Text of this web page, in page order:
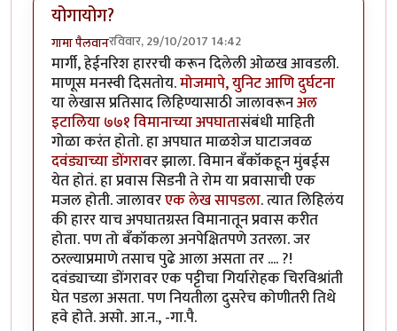
योगायोग?
गामा पैलवानरविवार, 29/10/2017 14:42
मार्गी, हेईनरिश हाररची करून दिलेली ओळख आवडली.
माणूस मनस्वी दिसतोय.मोजमापे, युनिट आणि दुर्घटना
या लेखास प्रतिसाद लिहिण्यासाठी जालावरूनअल
इटालिया ७७१ विमानाच्या अपघातासंबंधी माहिती
गोळा करंत होतो. हा अपघात माळशेज घाटाजवळ
दवंड्याच्या डोंगरावर झाला. विमान बँकॉकहून मुंबईस
येत होतं. हा प्रवास सिडनी ते रोम या प्रवासाची एक
मजल होती. जालावरएक लेख सापडला. त्यात लिहिलंय
की हारर याच अपघातग्रस्त विमानातून प्रवास करीत
होता. पण तो बँकॉकला अनपेक्षितपणे उतरला. जर
ठरल्याप्रमाणे तसाच पुढे आला असता तर .... ?!
दवंड्याच्या डोंगरावर एक पट्टीचा गिर्यारोहक चिरविश्रांती
घेत पडला असता. पण नियतीला दुसरेच कोणीतरी तिथे
हवे होते. असो. आ.न., -गा.पै.